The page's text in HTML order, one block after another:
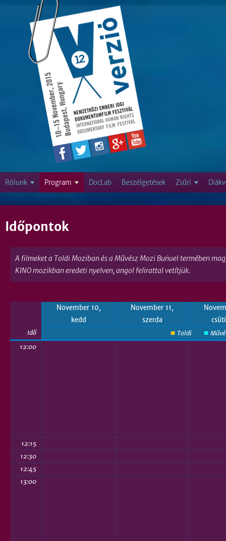
Jump to navigation
Időpontok
A filmeket a Toldi Moziban és a Művész Mozi Buñuel termében
KINO mozikban eredeti nyelven, angol felirattal vetítjük.
Idő
November 10,
kedd
November 11,
szerda
Toldi
12:00
12:15
12:30
12:45
13:00
Rólunk Program DocLab Beszélgetések Zsűri